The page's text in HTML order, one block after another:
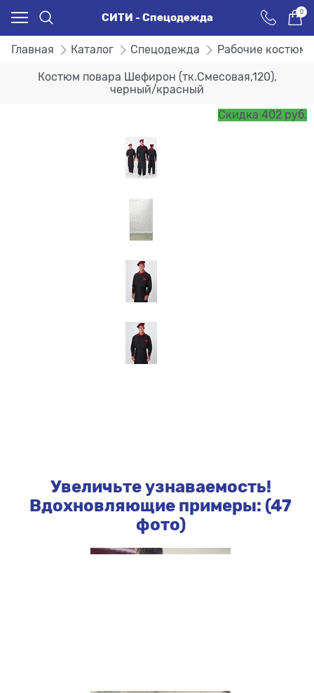
СИТИ - Спецодежда 0
Главная Каталог Спецодежда Рабочие костюмы
Костюм повара Шефирон (тк.Смесовая,120),
черный/красный
Скидка 402 руб.
Увеличьте узнаваемость!
Вдохновляющие примеры: (47
фото)